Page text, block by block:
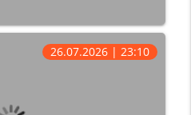
26.07.2026 | 23:10